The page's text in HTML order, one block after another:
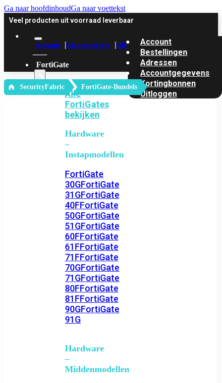
Ga naar hoofdinhoudGa naar voettekst
Veel producten uit voorraad leverbaar
Account Klantenservice Offerte
FortiGate
Alle
FortiGates
bekijken
Hardware
–
Instapmodellen
FortiGate
30GFortiGate
31GFortiGate
40FFortiGate
50GFortiGate
51GFortiGate
60FFortiGate
61FFortiGate
71FFortiGate
70GFortiGate
71GFortiGate
80FFortiGate
81FFortiGate
90GFortiGate
91G
Hardware
–
Middenmodellen
Account
Bestellingen
Adressen
Accountgegevens
Kortingbonnen
Uitloggen
‎ SecurityFabric FortiGate-Bundels